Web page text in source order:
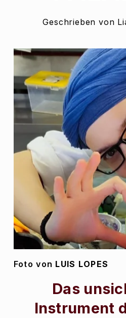
Geschrieben von
Foto von LUIS LOPES
Das
Instrument